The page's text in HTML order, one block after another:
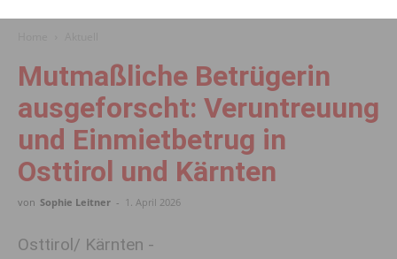
Mutmaßliche Betrügerin
ausgeforscht: Veruntreuung
und Einmietbetrug in
Osttirol und Kärnten
von Sophie Leitner - 1. April 2026
Osttirol/ Kärnten -